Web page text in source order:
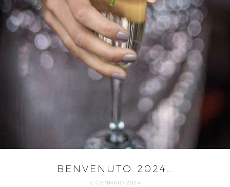
BENVENUTO 2024…
2 GENNAIO 2024